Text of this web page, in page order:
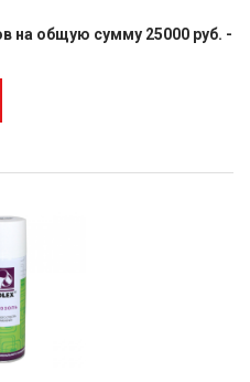
на общую сумму 25000 руб. -